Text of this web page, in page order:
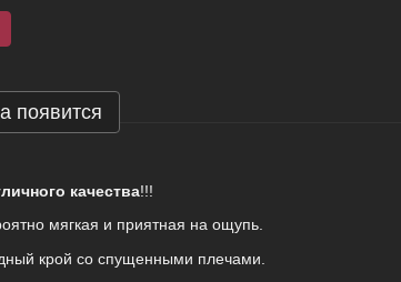
появится
качества!!!
мягкая и приятная на ощупь.
крой со спущенными плечами.